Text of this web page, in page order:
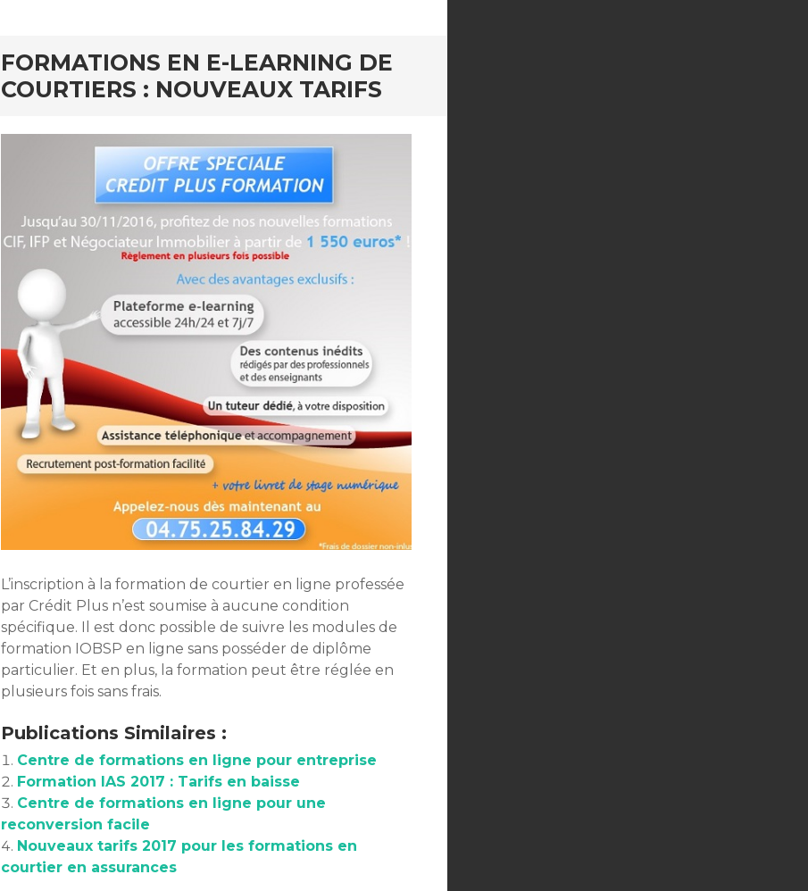
FORMATIONS EN E-LEARNING DE
COURTIERS : NOUVEAUX TARIFS
L’inscription à la formation de courtier en ligne professée
par Crédit Plus n’est soumise à aucune condition
spécifique. Il est donc possible de suivre les modules de
formation IOBSP en ligne sans posséder de diplôme
particulier. Et en plus, la formation peut être réglée en
plusieurs fois sans frais.
Publications Similaires :
Centre de formations en ligne pour entreprise
Formation IAS 2017 : Tarifs en baisse
Centre de formations en ligne pour une
reconversion facile
Nouveaux tarifs 2017 pour les formations en
courtier en assurances